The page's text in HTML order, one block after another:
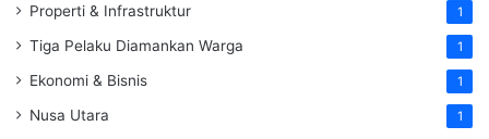
Properti & Infrastruktur 1
Tiga Pelaku Diamankan Warga 1
Ekonomi & Bisnis 1
Nusa Utara 1